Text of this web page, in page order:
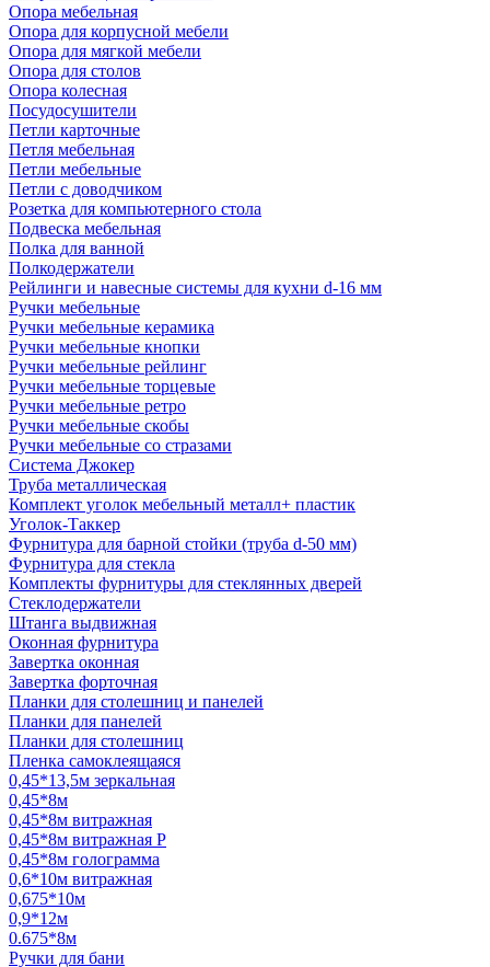
Опора мебельная
Опора для корпусной мебели
Опора для мягкой мебели
Опора для столов
Опора колесная
Посудосушители
Петли карточные
Петля мебельная
Петли мебельные
Петли с доводчиком
Розетка для компьютерного стола
Подвеска мебельная
Полка для ванной
Полкодержатели
Рейлинги и навесные системы для кухни d-16 мм
Ручки мебельные
Ручки мебельные керамика
Ручки мебельные кнопки
Ручки мебельные рейлинг
Ручки мебельные торцевые
Ручки мебельные ретро
Ручки мебельные скобы
Ручки мебельные со стразами
Система Джокер
Труба металлическая
Комплект уголок мебельный металл+ пластик
Уголок-Таккер
Фурнитура для барной стойки (труба d-50 мм)
Фурнитура для стекла
Комплекты фурнитуры для стеклянных дверей
Стеклодержатели
Штанга выдвижная
Оконная фурнитура
Завертка оконная
Завертка форточная
Планки для столешниц и панелей
Планки для панелей
Планки для столешниц
Пленка самоклеящаяся
0,45*13,5м зеркальная
0,45*8м
0,45*8м витражная
0,45*8м витражная Р
0,45*8м голограмма
0,6*10м витражная
0,675*10м
0,9*12м
0.675*8м
Ручки для бани